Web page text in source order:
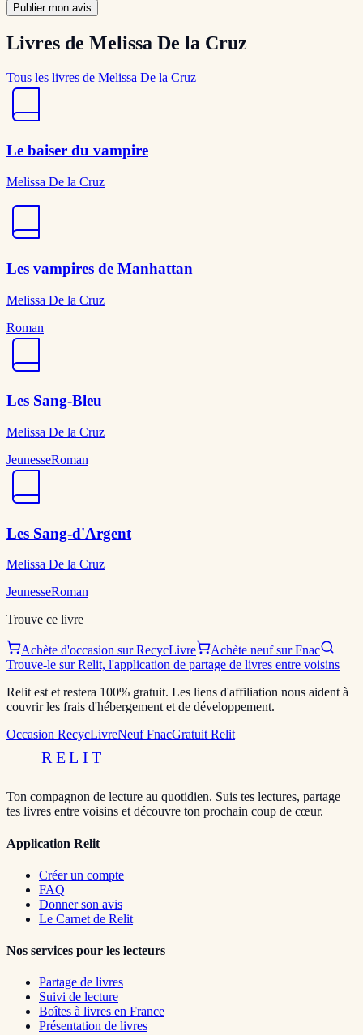
Publier mon avis
Livres de Melissa De la Cruz
Tous les livres de Melissa De la Cruz
Le baiser du vampire
Melissa De la Cruz
Les vampires de Manhattan
Melissa De la Cruz
Roman
Les Sang-Bleu
Melissa De la Cruz
JeunesseRoman
Les Sang-d'Argent
Melissa De la Cruz
JeunesseRoman
Trouve ce livre
Achète d'occasion sur RecycLivre
Achète neuf sur Fnac
Trouve-le sur Relit, l'application de partage de livres entre voisins
Relit est et restera 100% gratuit. Les liens d'affiliation nous aident à
couvrir les frais d'hébergement et de développement.
Occasion RecycLivreNeuf FnacGratuit Relit
RELIT
Ton compagnon de lecture au quotidien. Suis tes lectures, partage
tes livres entre voisins et découvre ton prochain coup de cœur.
Application Relit
Créer un compte
FAQ
Donner son avis
Le Carnet de Relit
Nos services pour les lecteurs
Partage de livres
Suivi de lecture
Boîtes à livres en France
Présentation de livres